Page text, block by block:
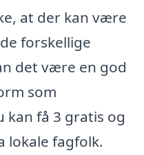
at der kan være
forskellige
det være en god
som
få 3 gratis og
lokale fagfolk.